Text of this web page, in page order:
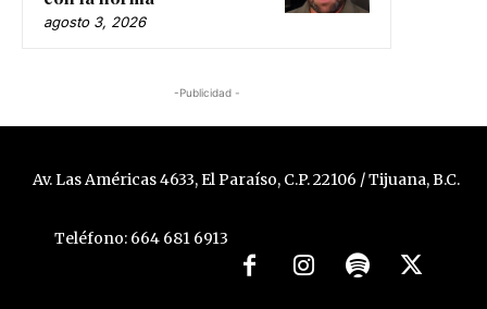
agosto 3, 2026
-Publicidad -
Av. Las Américas 4633, El Paraíso, C.P. 22106 / Tijuana, B.C.
Teléfono: 664 681 6913